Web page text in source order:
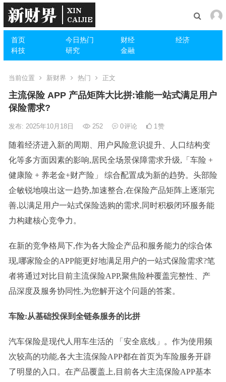
首页 今日热门 财经
经济
科技
研究 金融
当前位置 新财界 热门 正文
主流保险 APP 产品矩阵大比拼:谁能一站式满足用户
保险需求?
发布: 2025年10月18日 252 0评论 1赞
随着经济进入新的周期、用户风险意识提升、人口结构变
化等多方面因素的影响,居民全场景保障需求升级,「车险 +
健康险 + 养老金+财产险」 综合配置成为新的趋势。头部险
企敏锐地嗅出这一趋势,加速整合,在保险产品矩阵上逐渐完
善,以满足用户一站式保险选购的需求,同时积极闭环服务能
力构建核心竞争力。
在新的竞争格局下,作为各大险企产品和服务能力的综合体
现,哪家险企的APP能更好地满足用户的一站式保险需求?笔
者将通过对比目前主流保险APP,聚焦险种覆盖完整性、产
品深度及服务协同性,为您解开这个问题的答案。
车险:从基础投保到全链条服务的比拼
汽车保险是现代人用车生活的 「安全底线」。作为使用频
次较高的功能,各大主流保险APP都在首页为车险服务开辟
了明显的入口。在产品覆盖上,目前各大主流保险APP基本